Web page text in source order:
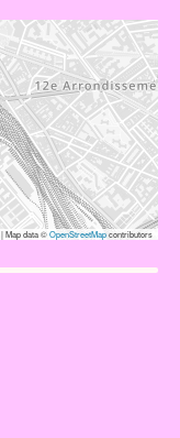
|Map data ©OpenStreetMapcontributors